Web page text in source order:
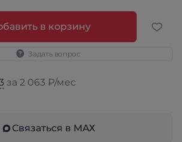
в корзину
Задать вопрос
за 2 063 ₽/мес
Связаться в МАХ